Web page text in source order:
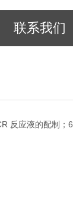
联系我们
反应液的配制； 6